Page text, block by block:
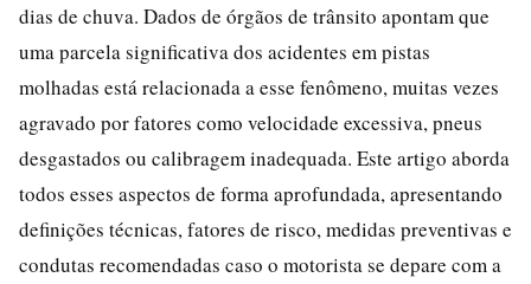
dias de chuva. Dados de órgãos de trânsito apontam que
uma parcela significativa dos acidentes em pistas
molhadas está relacionada a esse fenômeno, muitas vezes
agravado por fatores como velocidade excessiva, pneus
desgastados ou calibragem inadequada. Este artigo aborda
todos esses aspectos de forma aprofundada, apresentando
definições técnicas, fatores de risco, medidas preventivas e
condutas recomendadas caso o motorista se depare com a